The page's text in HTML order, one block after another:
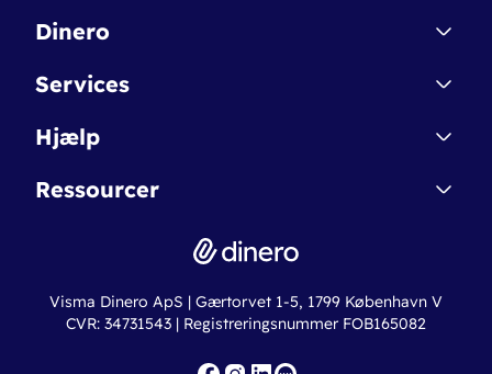
Dinero
Kontakt
Betingelser & Sikkerhed
Nye funktioner
Services
Dinero Starter
Dinero Pro
Erhvervslån
Fakturaskabeloner
Hjælp
Regnskabsordbogen
Online regnskabskurser
Ressourcer
Ny virksomhed
Iværksætterlegat
Visma Dinero ApS | Gærtorvet 1-5, 1799 København V
CVR: 34731543 | Registreringsnummer FOB165082